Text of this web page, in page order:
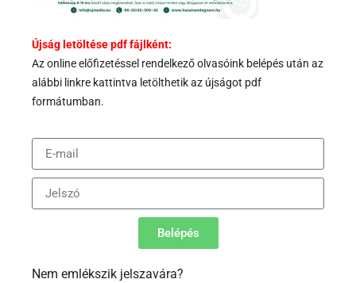
Újság letöltése pdf fájlként:
Azonline előfizetéssel rendelkező olvasóink belépés után az
alábbi linkre kattintva letölthetik az újságot pdf
formátumban.
Belépés
Nem emlékszik jelszavára?